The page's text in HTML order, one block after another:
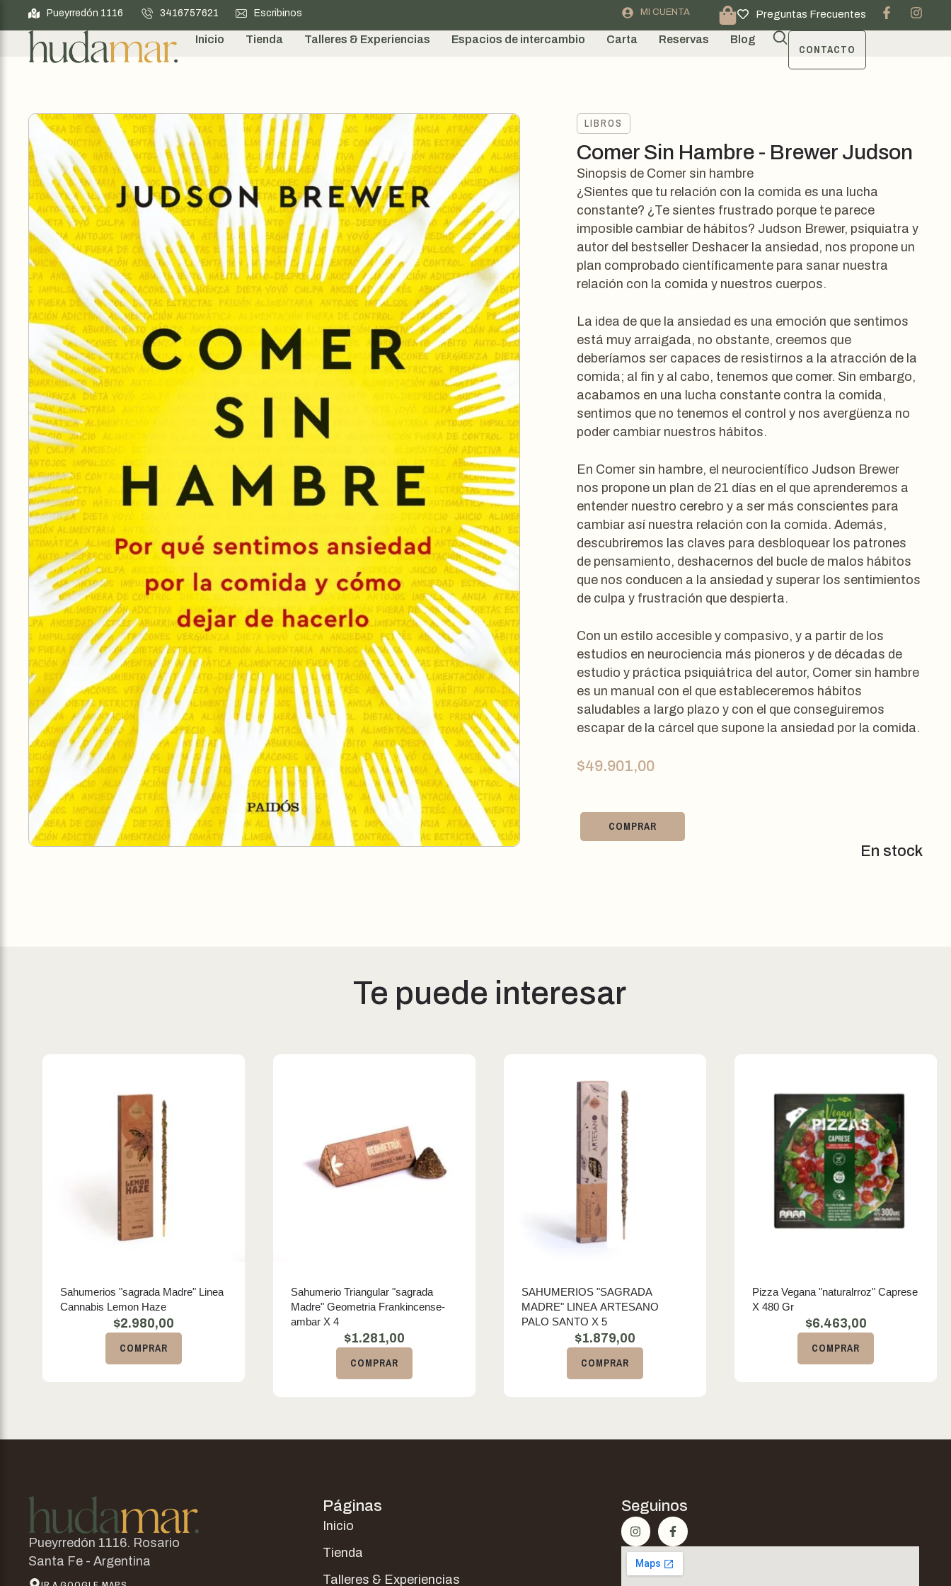
Pueyrredón 1116 3416757621 Escribinos MI CUENTA Preguntas Frecuentes
Inicio Tienda Talleres & Experiencias Espacios de intercambio Carta Reservas Blog
CONTACTO
LIBROS
Comer Sin Hambre - Brewer Judson
Sinopsis de Comer sin hambre
¿Sientes que tu relación con la comida es una lucha
constante? ¿Te sientes frustrado porque te parece
imposible cambiar de hábitos? Judson Brewer, psiquiatra y
autor del bestseller Deshacer la ansiedad, nos propone un
plan comprobado científicamente para sanar nuestra
relación con la comida y nuestros cuerpos.
La idea de que la ansiedad es una emoción que sentimos
está muy arraigada, no obstante, creemos que
deberíamos ser capaces de resistirnos a la atracción de la
comida; al fin y al cabo, tenemos que comer. Sin embargo,
acabamos en una lucha constante contra la comida,
sentimos que no tenemos el control y nos avergüenza no
poder cambiar nuestros hábitos.
En Comer sin hambre, el neurocientífico Judson Brewer
nos propone un plan de 21 días en el que aprenderemos a
entender nuestro cerebro y a ser más conscientes para
cambiar así nuestra relación con la comida. Además,
descubriremos las claves para desbloquear los patrones
de pensamiento, deshacernos del bucle de malos hábitos
que nos conducen a la ansiedad y superar los sentimientos
de culpa y frustración que despierta.
Con un estilo accesible y compasivo, y a partir de los
estudios en neurociencia más pioneros y de décadas de
estudio y práctica psiquiátrica del autor, Comer sin hambre
es un manual con el que estableceremos hábitos
saludables a largo plazo y con el que conseguiremos
escapar de la cárcel que supone la ansiedad por la comida.
$49.901,00
COMPRAR
En stock
Te puede interesar
Sahumerios "sagrada Madre" Linea
Cannabis Lemon Haze
$2.980,00
COMPRAR
Sahumerio Triangular "sagrada
Madre" Geometria Frankincense-
ambar X 4
$1.281,00
COMPRAR
SAHUMERIOS "SAGRADA
MADRE" LINEA ARTESANO
PALO SANTO X 5
$1.879,00
COMPRAR
Pizza Vegana "naturalrroz" Caprese
X 480 Gr
$6.463,00
COMPRAR
Pueyrredón 1116. Rosario
Santa Fe - Argentina
Páginas
Inicio
Tienda
Talleres & Experiencias
Seguinos